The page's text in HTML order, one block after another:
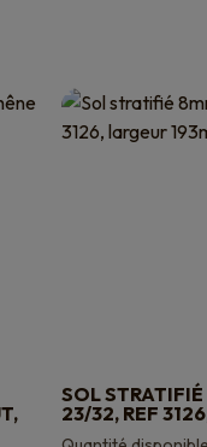
SOL
23/32, REF